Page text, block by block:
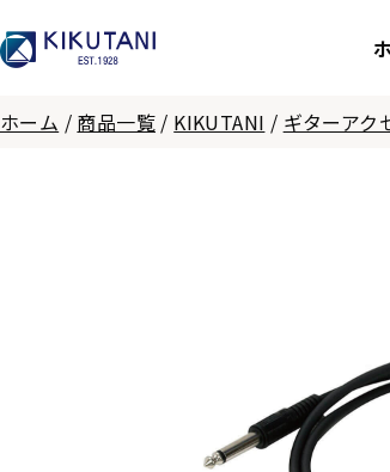
ホーム / 商品一覧 / KIKUTANI / ギターアク